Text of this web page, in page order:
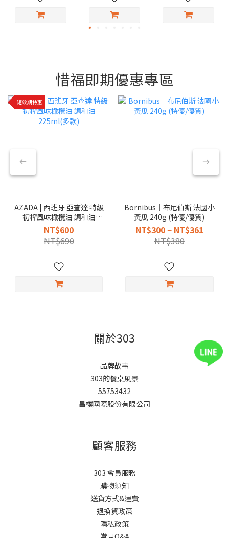
惜福即期優惠專區
短效期特惠
AZADA | 西班牙 亞查達 特級
初榨風味橄欖油 調和油
225ml(多款)
NT$600
NT$690
Bornibus｜布尼伯斯 法國小
黃瓜 240g (特優/優質)
NT$300 ~ NT$361
NT$380
關於303
品牌故事
303的餐桌風景
55753432
昌樸國際股份有限公司
顧客服務
303 會員服務
購物須知
送貨方式&運費
退換貨政策
隱私政策